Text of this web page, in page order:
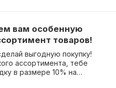
вам особенную
товаров!
выгодную покупку!
ассортимента, тебе
в размере 10% на